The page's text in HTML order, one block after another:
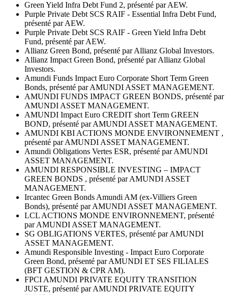
Green Yield Infra Debt Fund 2, présenté par AEW.
Purple Private Debt SCS RAIF - Essential Infra Debt Fund,
présenté par AEW.
Purple Private Debt SCS RAIF - Green Yield Infra Debt
Fund, présenté par AEW.
Allianz Green Bond, présenté par Allianz Global Investors.
Allianz Impact Green Bond, présenté par Allianz Global
Investors.
Amundi Funds Impact Euro Corporate Short Term Green
Bonds, présenté par AMUNDI ASSET MANAGEMENT.
AMUNDI FUNDS IMPACT GREEN BONDS, présenté par
AMUNDI ASSET MANAGEMENT.
AMUNDI Impact Euro CREDIT short Term GREEN
BOND, présenté par AMUNDI ASSET MANAGEMENT.
AMUNDI KBI ACTIONS MONDE ENVIRONNEMENT ,
présenté par AMUNDI ASSET MANAGEMENT.
Amundi Obligations Vertes ESR, présenté par AMUNDI
ASSET MANAGEMENT.
AMUNDI RESPONSIBLE INVESTING – IMPACT
GREEN BONDS , présenté par AMUNDI ASSET
MANAGEMENT.
Ircantec Green Bonds Amundi AM (ex-Villiers Green
Bonds), présenté par AMUNDI ASSET MANAGEMENT.
LCL ACTIONS MONDE ENVIRONNEMENT, présenté
par AMUNDI ASSET MANAGEMENT.
SG OBLIGATIONS VERTES, présenté par AMUNDI
ASSET MANAGEMENT.
Amundi Responsible Investing - Impact Euro Corporate
Green Bond, présenté par AMUNDI ET SES FILIALES
(BFT GESTION & CPR AM).
FPCI AMUNDI PRIVATE EQUITY TRANSITION
JUSTE, présenté par AMUNDI PRIVATE EQUITY